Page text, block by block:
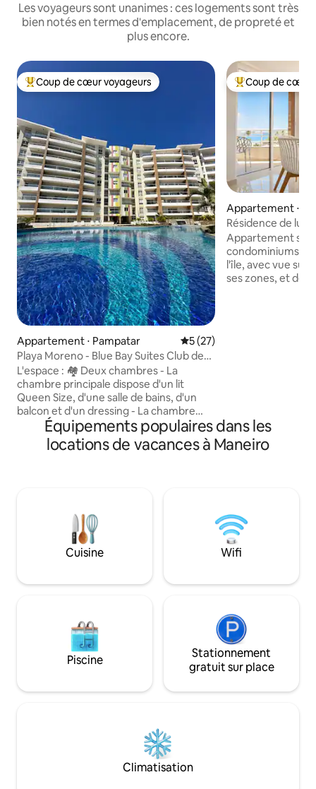
Les voyageurs sont unanimes : ces logements sont très
bien notés en termes d'emplacement, de propreté et
plus encore.
Coups de cœur voyageurs les plus appréciés
Coup de cœur voyageurs
Appartement ⋅ Pampatar Évaluation moyenne sur la
5 (27)
Playa Moreno - Blue Bay Suites Club de
PlayaTibisay
L'espace : 🏘️ Deux chambres - La
chambre principale dispose d'un lit
Queen Size, d'une salle de bains, d'un
balcon et d'un dressing - La chambre
secondaire dispose de deux lits simples,
d'une salle de bains complète à
l'extérieur de la chambre 🏘️ Cuisine
Climatisation de type Split indépendante
dans toute la propriété 🏘️ Réservoir
d'eau de 1 100 L qui se recharge
automatiquement, ce qui vous
permanence
Coups de cœur
Coup de cœur
Appartement ⋅
Résidence de
Casa Mia
Appartement
condominiums
l'île, avec vue sur
ses zones, et
disponible avec
Équipements populaires dans les
locations de vacances à Maneiro
Cuisine Wifi
Piscine
Stationnement
gratuit sur place
Climatisation